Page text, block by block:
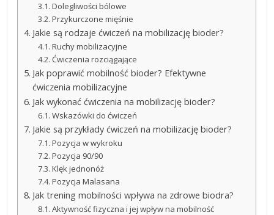
Dolegliwości bólowe
Przykurczone mięśnie
Jakie są rodzaje ćwiczeń na mobilizację bioder?
Ruchy mobilizacyjne
Ćwiczenia rozciągające
Jak poprawić mobilność bioder? Efektywne
ćwiczenia mobilizacyjne
Jak wykonać ćwiczenia na mobilizację bioder?
Wskazówki do ćwiczeń
Jakie są przykłady ćwiczeń na mobilizację bioder?
Pozycja w wykroku
Pozycja 90/90
Klęk jednonóż
Pozycja Malasana
Jak trening mobilności wpływa na zdrowe biodra?
Aktywność fizyczna i jej wpływ na mobilność